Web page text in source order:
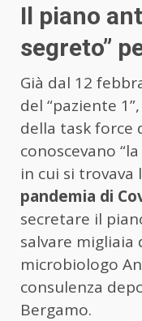
Il piano
segreto”
Già dal 12
del “paziente
della task force
conoscevano
in cui si trovava
pandemia di
secretare il
salvare migliaia
microbiologo
consulenza
Bergamo.